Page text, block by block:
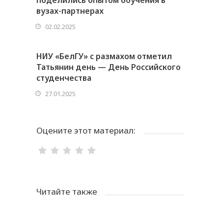
вузах-партнерах
02.02.2025
НИУ «БелГУ» с размахом отметил
Татьянин день — День Российского
студенчества
27.01.2025
Оцените этот материал:
Читайте также